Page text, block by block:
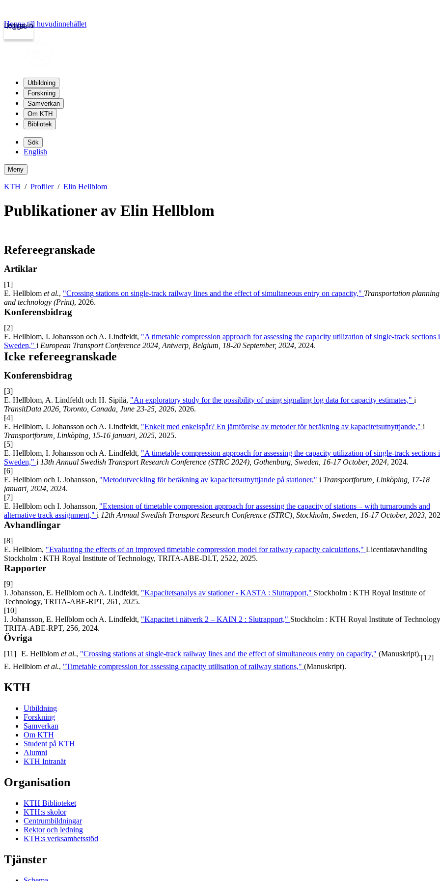
kth.se
Logga in
Hoppa till huvudinnehållet
Utbildning
Forskning
Samverkan
Om KTH
Bibliotek
Sök
English
Meny
KTH Profiler Elin Hellblom
Publikationer av Elin Hellblom
Refereegranskade
Artiklar
[1]
E. Hellblom et al., "Crossing stations on single-track railway lines and the effect of simultaneous entry on capacity," Transportation planning
and technology (Print), 2026.
Konferensbidrag
[2]
E. Hellblom, I. Johansson och A. Lindfeldt, "A timetable compression approach for assessing the capacity utilization of single-track sections
Sweden," i European Transport Conference 2024, Antwerp, Belgium, 18-20 September, 2024, 2024.
Icke refereegranskade
Konferensbidrag
[3]
E. Hellblom, A. Lindfeldt och H. Sipilä, "An exploratory study for the possibility of using signaling log data for capacity estimates," i
TransitData 2026, Toronto, Canada, June 23-25, 2026, 2026.
[4]
E. Hellblom, I. Johansson och A. Lindfeldt, "Enkelt med enkelspår? En jämförelse av metoder för beräkning av kapacitetsutnyttjande," i
Transportforum, Linköping, 15-16 januari, 2025, 2025.
[5]
E. Hellblom, I. Johansson och A. Lindfeldt, "A timetable compression approach for assessing the capacity utilization of single-track sections
Sweden," i 13th Annual Swedish Transport Research Conference (STRC 2024), Gothenburg, Sweden, 16-17 October, 2024, 2024.
[6]
E. Hellblom och I. Johansson, "Metodutveckling för beräkning av kapacitetsutnyttjande på stationer," i Transportforum, Linköping, 17-18
januari, 2024, 2024.
[7]
E. Hellblom och I. Johansson, "Extension of timetable compression approach for assessing the capacity of stations – with turnarounds and
alternative track assignment," i 12th Annual Swedish Transport Research Conference (STRC), Stockholm, Sweden, 16-17 October, 2023,
Avhandlingar
[8]
E. Hellblom, "Evaluating the effects of an improved timetable compression model for railway capacity calculations," Licentiatavhandling
Stockholm : KTH Royal Institute of Technology, TRITA-ABE-DLT, 2522, 2025.
Rapporter
[9]
I. Johansson, E. Hellblom och A. Lindfeldt, "Kapacitetsanalys av stationer - KASTA : Slutrapport," Stockholm : KTH Royal Institute of
Technology, TRITA-ABE-RPT, 261, 2025.
[10]
I. Johansson, E. Hellblom och A. Lindfeldt, "Kapacitet i nätverk 2 – KAIN 2 : Slutrapport," Stockholm : KTH Royal Institute of
TRITA-ABE-RPT, 256, 2024.
Övriga
[11] E. Hellblom et al., "Crossing stations at single-track railway lines and the effect of simultaneous entry on capacity," (Manuskript).[12]
E. Hellblom et al., "Timetable compression for assessing capacity utilisation of railway stations," (Manuskript).
KTH
Utbildning
Forskning
Samverkan
Om KTH
Student på KTH
Alumni
KTH Intranät
Organisation
KTH Biblioteket
KTH:s skolor
Centrumbildningar
Rektor och ledning
KTH:s verksamhetsstöd
Tjänster